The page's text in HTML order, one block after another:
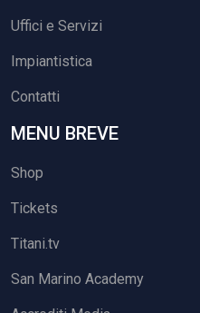
Uffici e Servizi
Impiantistica
Contatti
MENU BREVE
Shop
Tickets
Titani.tv
San Marino Academy